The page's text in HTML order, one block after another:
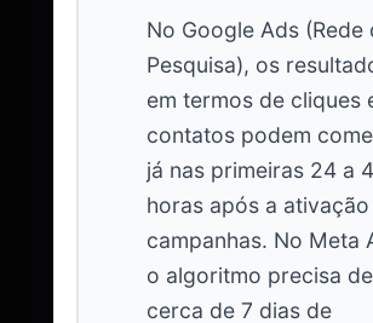
No Google Ads (Rede
Pesquisa), os
em termos de cliques
contatos podem
já nas primeiras 24 a
horas após a
campanhas. No Meta
o algoritmo precisa de
cerca de 7 dias de